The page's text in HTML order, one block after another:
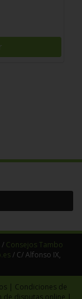
/ Consejos Tambo
/ C/ Alfonso IX,
| Condiciones de
de disputas online |